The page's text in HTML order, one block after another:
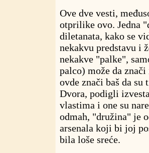
Ove dve vesti,
otprilike ovo. Jedna
diletanata, kako se
nekakvu predstavu i
nekakve "palke",
palco) može da
ovde znači baš da
Dvora, podigli
vlastima i one su
odmah, "družina" je
arsenala koji bi joj
bila loše sreće.